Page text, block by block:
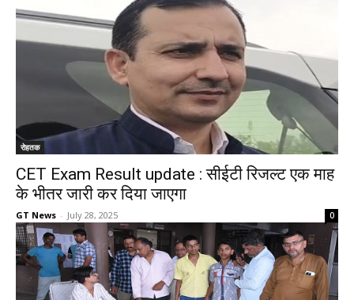
रोहतक
CET Exam Result update : सीईटी रिजल्ट एक माह
के भीतर जारी कर दिया जाएगा
GT News - July 28, 2025 0